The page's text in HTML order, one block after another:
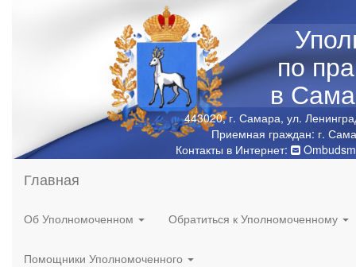
по
в
443020, г. Самара, ул.
Приемная граждан: г.
Контакты в Интернет:
Главная
Об Уполномоченном Обратиться к Уполномоченному
Помощники Уполномоченного